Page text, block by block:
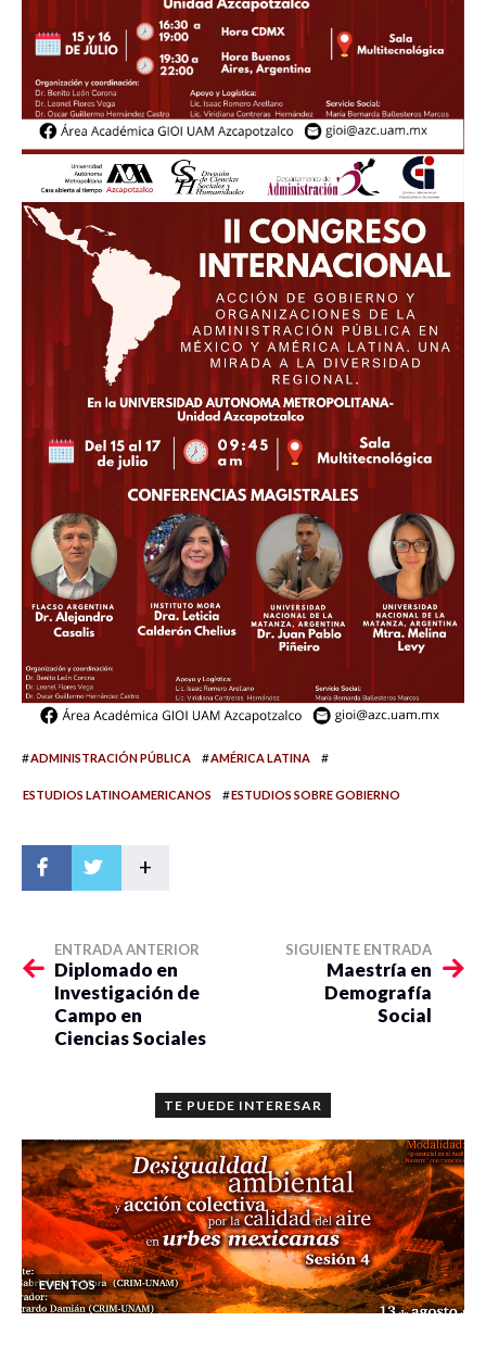
#ADMINISTRACIÓN PÚBLICA #AMÉRICA LATINA #
ESTUDIOS LATINOAMERICANOS #ESTUDIOS SOBRE GOBIERNO
+
ENTRADA ANTERIOR
Diplomado en
Investigación de
Campo en
Ciencias Sociales
SIGUIENTE ENTRADA
Maestría en
Demografía
Social
TE PUEDE INTERESAR
EVENTOS